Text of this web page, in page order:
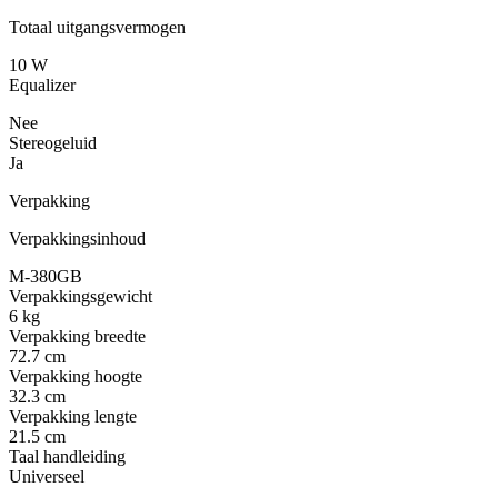
Totaal uitgangsvermogen
10 W
Equalizer
Nee
Stereogeluid
Ja
Verpakking
Verpakkingsinhoud
M-380GB
Verpakkingsgewicht
6 kg
Verpakking breedte
72.7 cm
Verpakking hoogte
32.3 cm
Verpakking lengte
21.5 cm
Taal handleiding
Universeel